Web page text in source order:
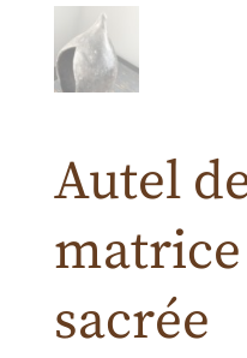
Autel
sacrée